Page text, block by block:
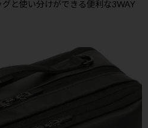
と使い分けができる便利な3WAY